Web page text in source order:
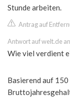
Stunde arbeiten.
Antrag auf
Antwort auf welt.de an
Wie viel verdient
Basierend auf